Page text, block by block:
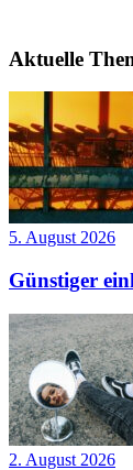
Aktuelle
5. August 2026
Günstiger
2. August 2026